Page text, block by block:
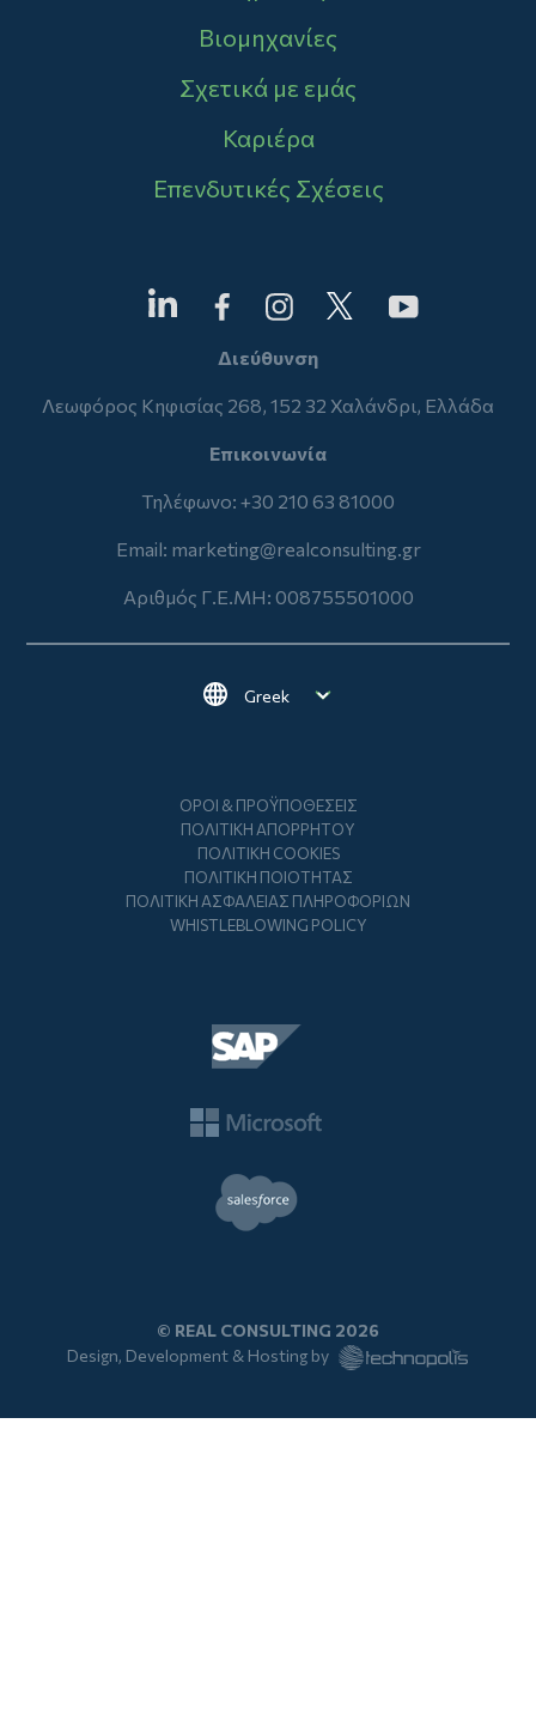
Βιομηχανίες
Σχετικά με εμάς
Καριέρα
Επενδυτικές Σχέσεις
Διεύθυνση
Λεωφόρος Κηφισίας 268, 152 32 Χαλάνδρι, Ελλάδα
Επικοινωνία
Τηλέφωνο: +30 210 63 81000
Email: marketing@realconsulting.gr
Αριθμός Γ.Ε.ΜΗ: 008755501000
Select your language
ΌΡΟΙ & ΠΡΟΫΠΟΘΈΣΕΙΣ
ΠΟΛΙΤΙΚΉ ΑΠΟΡΡΉΤΟΥ
ΠΟΛΙΤΙΚΉ COOKIES
ΠΟΛΙΤΙΚΉ ΠΟΙΌΤΗΤΑΣ
ΠΟΛΙΤΙΚΉ ΑΣΦΆΛΕΙΑΣ ΠΛΗΡΟΦΟΡΙΏΝ
WHISTLEBLOWING POLICY
© REAL CONSULTING 2026
Design, Development & Hosting by